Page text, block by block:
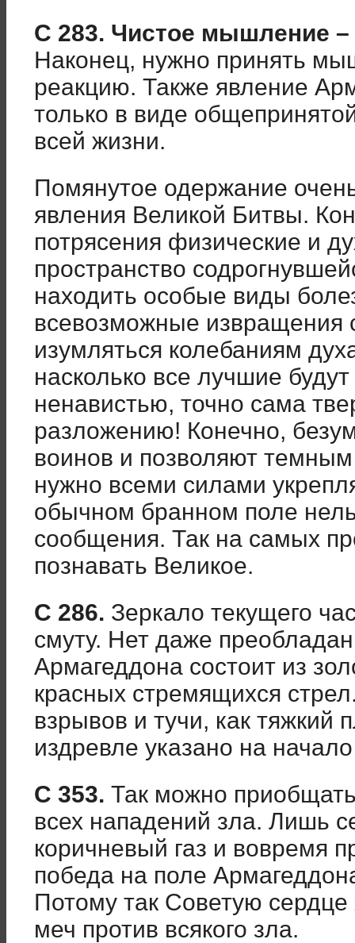
С 283. Чистое мышление
Наконец, нужно принять
реакцию. Также явление
только в виде
всей жизни.
Помянутое одержание
явления Великой Битвы.
потрясения физические и
пространство
находить особые виды
всевозможные извращения
изумляться колебаниям
насколько все лучшие
ненавистью, точно сама
разложению! Конечно,
воинов и позволяют темным
нужно всеми силами
обычном бранном поле
сообщения. Так на самых
познавать Великое.
С 286. Зеркало текущего
смуту. Нет даже
Армагеддона состоит из
красных стремящихся
взрывов и тучи, как тяжкий
издревле указано на
С 353. Так можно
всех нападений зла. Лишь
коричневый газ и вовремя
победа на поле
Потому так Советую
меч против всякого зла.